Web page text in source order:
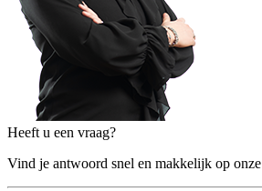
Heeft u een vraag?
Vind je antwoord snel en makkelijk op onze